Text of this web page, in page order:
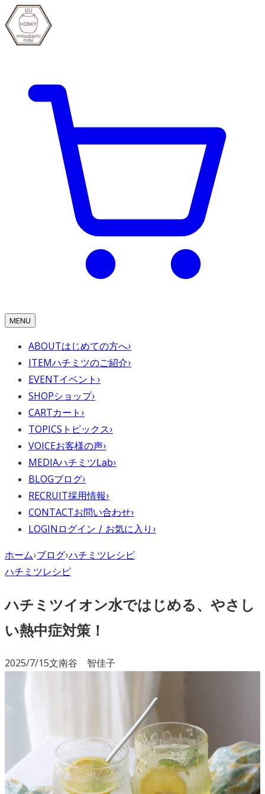
MENU
ABOUTはじめての方へ›
ITEMハチミツのご紹介›
EVENTイベント ›
SHOPショップ›
CARTカート ›
TOPICS トピックス›
VOICEお客様の声›
MEDIAハチミツLab›
BLOGブログ›
RECRUIT採用情報›
CONTACTお問い合わせ›
LOGIN ログイン / お気に入り ›
ホーム›ブログ›ハチミツレシピ
ハチミツレシピ
ハチミツイオン水ではじめる、やさし
い熱中症対策！
2025/7/15文南谷 智佳子